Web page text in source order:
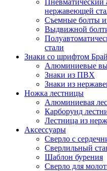
Пневматический
нержавеющей
Съемные болты
Выдвижной
стали
Знаки со шрифтом
Алюминиевые
Знаки из ПВХ
Знаки из
Ножка лестницы
Алюминиевая
Карборунд
Лестница из
Аксессуары
Сверло с
Сверлильный
Шаблон бурения
Сверло для